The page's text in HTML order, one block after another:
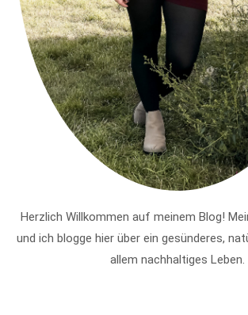
Herzlich Willkommen auf meinem Blog!
und ich blogge hier über ein gesünderes,
allem nachhaltiges Leben.